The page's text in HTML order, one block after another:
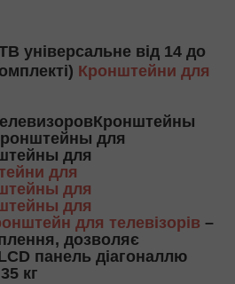
універсальне від 14 до
Кронштейни для
для
для
для
для
для
для телевізорів –
дозволяє
LCD панель діагоналлю
кг